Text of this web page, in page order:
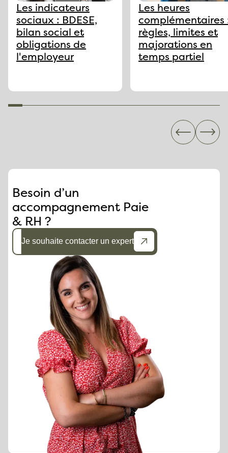
Les indicateurs
sociaux : BDESE,
bilan social et
obligations de
l'employeur
Les heures
complémentaires
règles, limites et
majorations en
temps partiel
Besoin d’un
accompagnement Paie
& RH ?
Je souhaite contacter un expert